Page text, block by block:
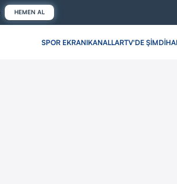
HEMEN AL
SPOR EKRANIKANALLARTV'DE ŞİMDİ